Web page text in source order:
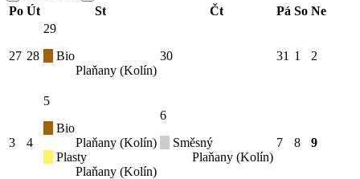
Po Út St Čt Pá So Ne
27 28
29
Bio
Plaňany (Kolín)
30 31 1 2
3 4
5
Bio
Plaňany (Kolín)
Plasty
Plaňany (Kolín)
6
Směsný
Plaňany (Kolín)
7 8 9